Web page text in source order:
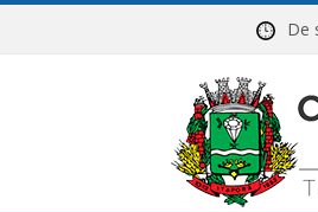
De